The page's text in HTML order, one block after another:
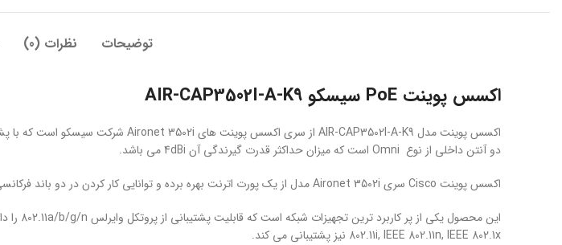
توضیحات نظرات (0)
اکسس پوینت PoE سیسکو AIR-CAP3502I-A-K9
دو آنتن داخلی از نوع Omni است که میزان حداکثر قدرت گیرندگی آن 4dBi می باشد.
اکسس پوینت Cisco سری Aironet 3502i مدل از یک پورت اترنت بهره برده و توانایی کار کردن در دو باند فرکانسی 2.4 و 5 گیگاهرتز را دارد.
802.11i, IEEE 802.11n, IEEE 802.1x نیز پشتیبانی می کند.